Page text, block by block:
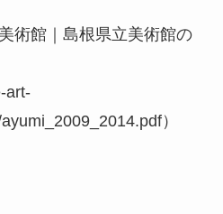
術館｜島根県立美術館の
art-
）